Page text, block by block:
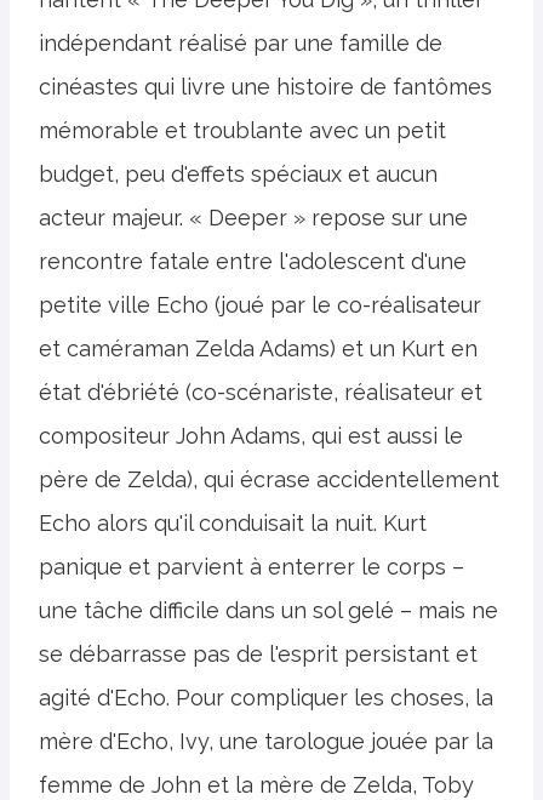
indépendant réalisé par une famille de
cinéastes qui livre une histoire de fantômes
mémorable et troublante avec un petit
budget, peu d'effets spéciaux et aucun
acteur majeur. « Deeper » repose sur une
rencontre fatale entre l'adolescent d'une
petite ville Echo (joué par le co-réalisateur
et caméraman Zelda Adams) et un Kurt en
état d'ébriété (co-scénariste, réalisateur et
compositeur John Adams, qui est aussi le
père de Zelda), qui écrase accidentellement
Echo alors qu'il conduisait la nuit. Kurt
panique et parvient à enterrer le corps –
une tâche difficile dans un sol gelé – mais ne
se débarrasse pas de l'esprit persistant et
agité d'Echo. Pour compliquer les choses, la
mère d'Echo, Ivy, une tarologue jouée par la
femme de John et la mère de Zelda, Toby